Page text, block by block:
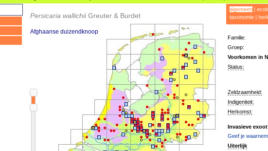
Persicaria wallichiiGreuter & Burdet
Afghaanse duizendknoop
algemeen|
taxonomie|
Familie:
Groep:
Voorkomen in
Status:
Zeldzaamheid:
Indigeniteit:
Herkomst:
Invasieve
Geef je
Uiterlijk